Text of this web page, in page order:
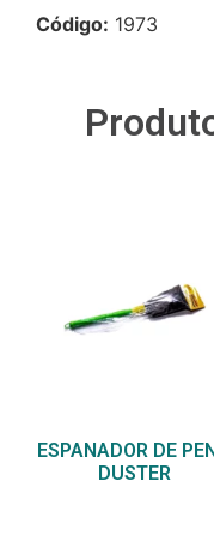
Código: 1973
ESPANADOR DE
DUSTER